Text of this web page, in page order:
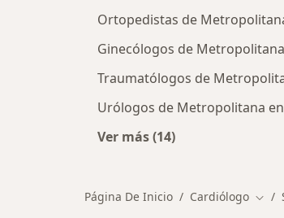
Ortopedistas de
Ginecólogos de
Traumatólogos de
Urólogos de Metropolitana
Ver más (14)
Página De Inicio Cardiólogo